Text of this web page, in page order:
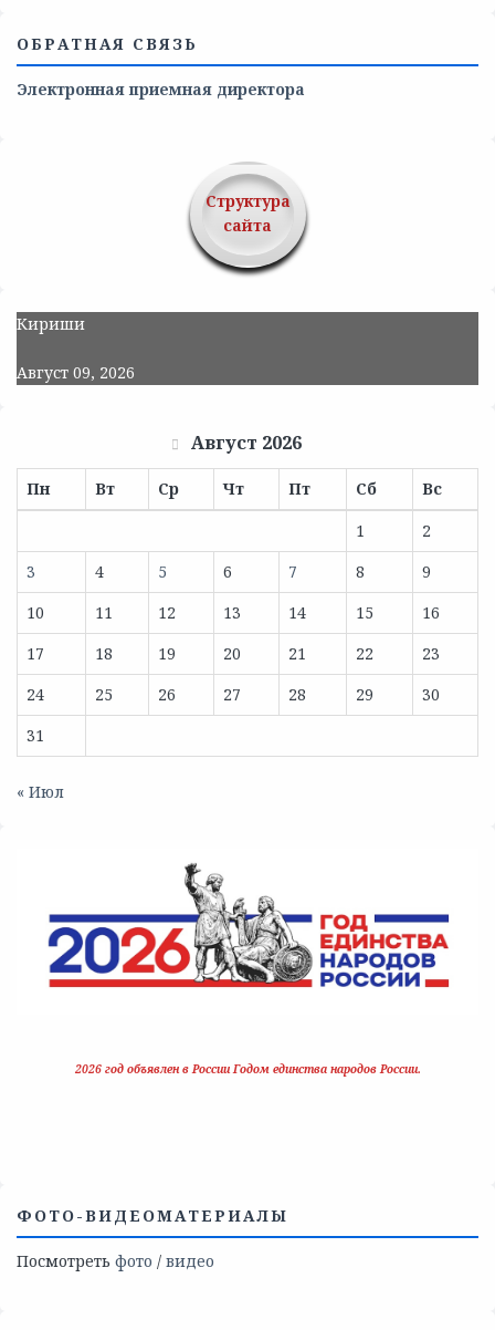
ОБРАТНАЯ СВЯЗЬ
Электронная приемная директора
Структура
сайта
Кириши
Август 09, 2026
Август 2026
Пн Вт Ср Чт Пт Сб
Вс
1
2
3
4 5 6 7 8
9
10
11 12 13 14 15
16
17
18 19 20 21 22
23
24
25 26 27 28 29
30
31
« Июл
2026 год объявлен в России Годом единства народов России.
ФОТО-ВИДЕОМАТЕРИАЛЫ
Посмотреть фото / видео